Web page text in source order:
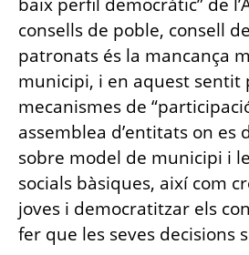
consells de poble, consell
patronats és la mancança
municipi, i en aquest sentit
mecanismes de
assemblea d’entitats on es
sobre model de municipi i
socials bàsiques, així com
joves i democratitzar els
fer que les seves decisions